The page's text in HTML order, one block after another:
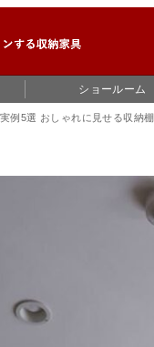
ショールーム
例5選 おしゃれに見せる収納棚